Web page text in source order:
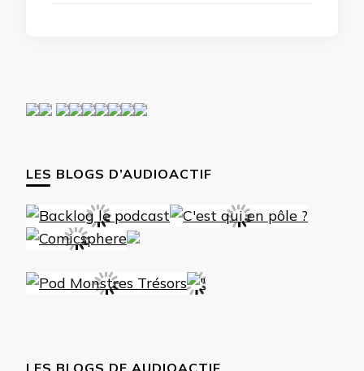
LES BLOGS D’AUDIOACTIF
LES BLOGS DE AUDIOACTIF